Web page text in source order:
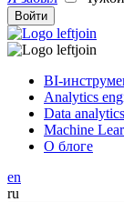
Войти
BI-
Analytics
Data analytics
Machine
О блоге
en
ru